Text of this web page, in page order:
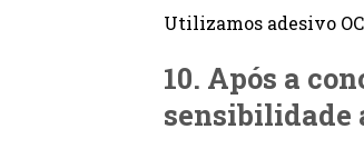
Utilizamos adesivo
10. Após a
sensibilidade